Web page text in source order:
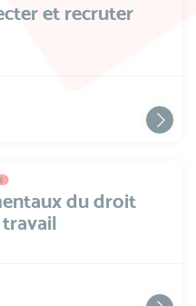
et recruter
du droit